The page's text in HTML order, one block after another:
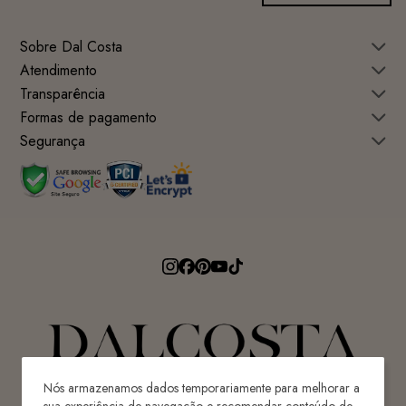
Nós armazenamos dados temporariamente para melhorar a
Sobre Dal Costa
Atendimento
Transparência
Formas de pagamento
Segurança